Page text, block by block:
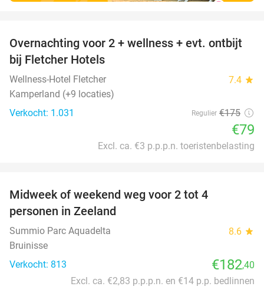
55%
Overnachting voor 2 + wellness + evt. ontbijt
bij Fletcher Hotels
Wellness-Hotel Fletcher 7.4 star
Kamperland (+9 locaties)
Verkocht: 1.031
Regulier €175
€79
Excl. ca. €3 p.p.p.n. toeristenbelasting
Midweek of weekend weg voor 2 tot 4
personen in Zeeland
Summio Parc Aquadelta 8.6 star
Bruinisse
Verkocht: 813
€182,40
Excl. ca. €2,83 p.p.p.n. en €14 p.p. bedlinnen